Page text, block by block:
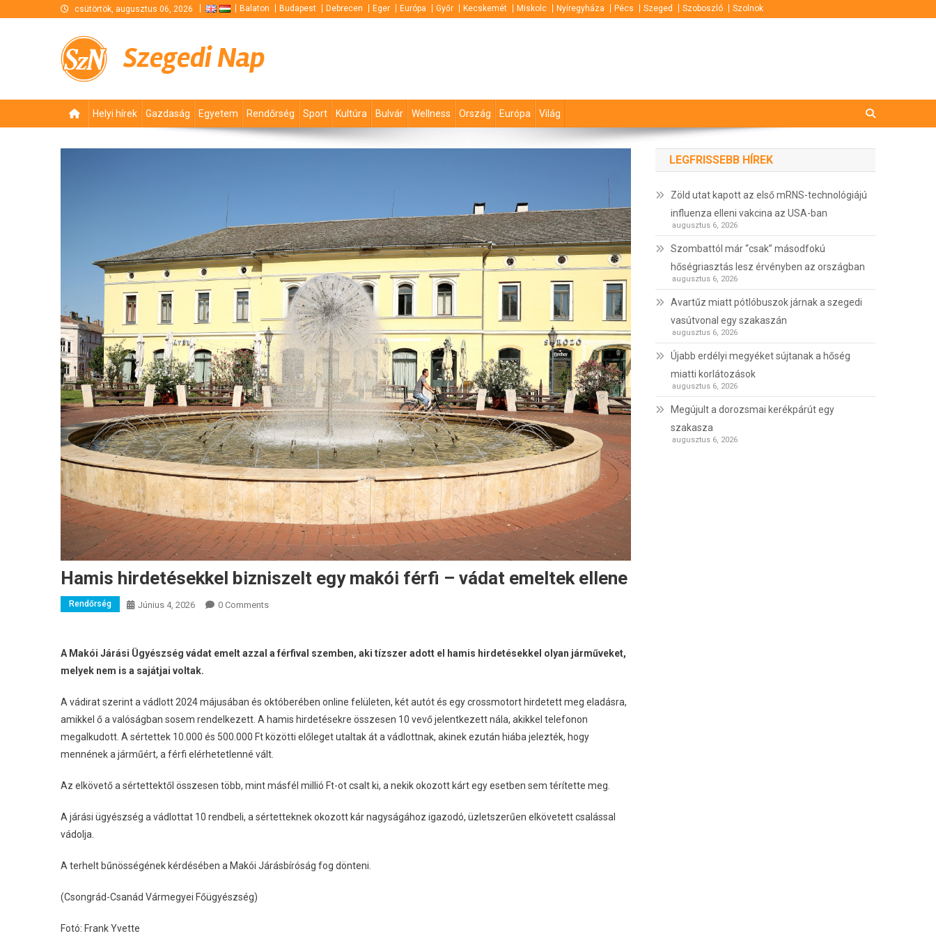
csütörtök, augusztus 06, 2026 Balaton Budapest Debrecen Eger Európa Győr Kecskemét Miskolc Nyíregyháza Pécs Szeged Szoboszló Szolnok
Szegedi Nap
Helyi hírek Gazdaság Egyetem Rendőrség Sport Kultúra Bulvár Wellness Ország Európa Világ
Hamis hirdetésekkel bizniszelt egy makói férfi – vádat emeltek ellene
Rendőrség Június 4, 2026 0 Comments
A Makói Járási Ügyészség vádat emelt azzal a férfival szemben, aki tízszer adott el hamis hirdetésekkel olyan járműveket,
melyek nem is a sajátjai voltak.
A vádirat szerint a vádlott 2024 májusában és októberében online felületen, két autót és egy crossmotort hirdetett meg eladásra,
amikkel ő a valóságban sosem rendelkezett. A hamis hirdetésekre összesen 10 vevő jelentkezett nála, akikkel telefonon
megalkudott. A sértettek 10.000 és 500.000 Ft közötti előleget utaltak át a vádlottnak, akinek ezután hiába jelezték, hogy
mennének a járműért, a férfi elérhetetlenné vált.
Az elkövető a sértettektől összesen több, mint másfél millió Ft-ot csalt ki, a nekik okozott kárt egy esetben sem térítette meg.
A járási ügyészség a vádlottat 10 rendbeli, a sértetteknek okozott kár nagyságához igazodó, üzletszerűen elkövetett csalással
vádolja.
A terhelt bűnösségének kérdésében a Makói Járásbíróság fog dönteni.
(Csongrád-Csanád Vármegyei Főügyészség)
Fotó: Frank Yvette
LEGFRISSEBB HÍREK
Zöld utat kapott az első mRNS-technológiájú
influenza elleni vakcina az USA-ban
augusztus 6, 2026
Szombattól már “csak” másodfokú
hőségriasztás lesz érvényben az országban
augusztus 6, 2026
Avartűz miatt pótlóbuszok járnak a szegedi
vasútvonal egy szakaszán
augusztus 6, 2026
Újabb erdélyi megyéket sújtanak a hőség
miatti korlátozások
augusztus 6, 2026
Megújult a dorozsmai kerékpárút egy
szakasza
augusztus 6, 2026